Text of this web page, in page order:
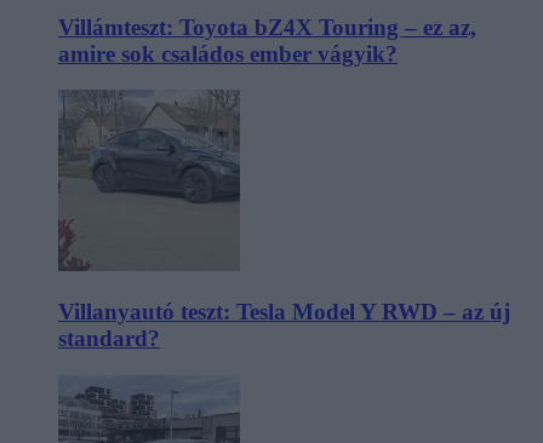
Villámteszt: Toyota bZ4X Touring – ez az,
amire sok családos ember vágyik?
Villanyautó teszt: Tesla Model Y RWD – az új
standard?